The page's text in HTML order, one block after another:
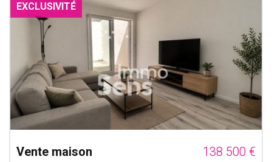
EXCLUSIVITÉ
Vente maison
138 500 €